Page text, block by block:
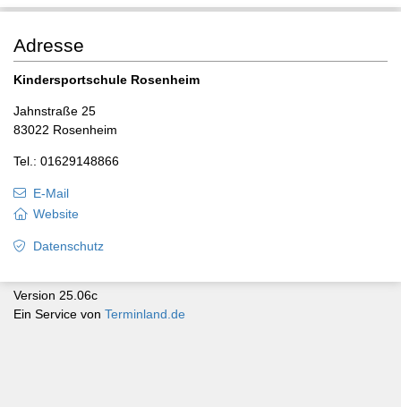
Adresse
Kindersportschule Rosenheim
Jahnstraße 25
83022 Rosenheim
Tel.: 01629148866
E-Mail
Website
Datenschutz
Version 25.06c
Ein Service von Terminland.de